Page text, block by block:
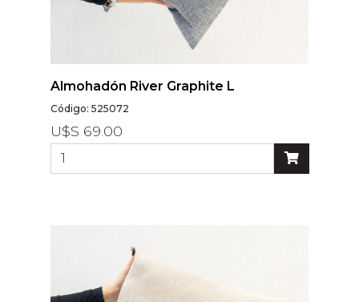
Almohadón River Graphite L
Código: 525072
U$S 69.00